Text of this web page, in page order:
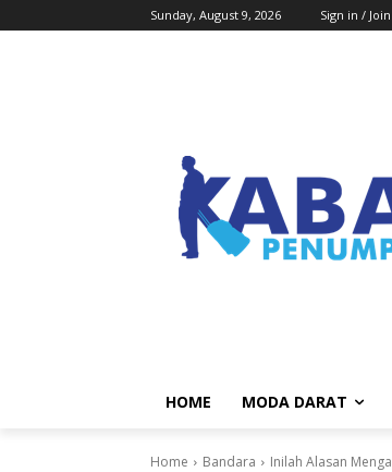
Sunday, August 9, 2026 Sign in / Join
HOME MODA DARAT
Home Bandara Inilah Alasan